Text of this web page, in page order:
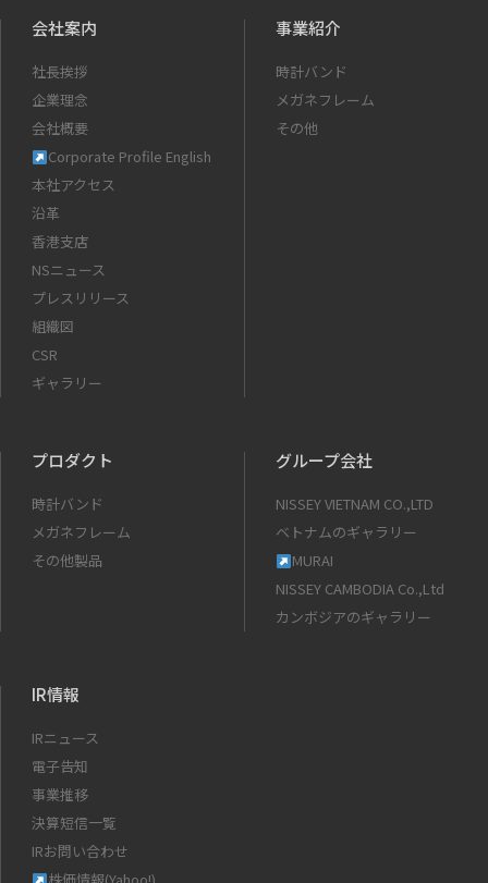
会社案内
社長挨拶
企業理念
会社概要
Corporate Profile English
本社アクセス
沿革
香港支店
NSニュース
プレスリリース
組織図
CSR
ギャラリー
事業紹介
時計バンド
メガネフレーム
その他
プロダクト
時計バンド
メガネフレーム
その他製品
グループ会社
NISSEY VIETNAM CO.,LTD
ベトナムのギャラリー
MURAI
NISSEY CAMBODIA Co.,Ltd
カンボジアのギャラリー
IR情報
IRニュース
電子告知
事業推移
決算短信一覧
IRお問い合わせ